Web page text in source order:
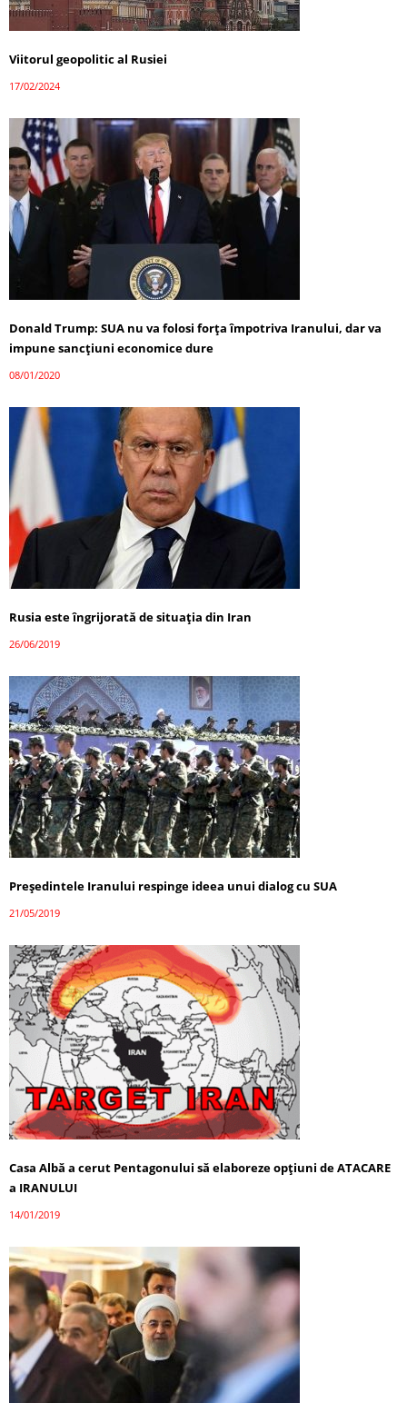
Viitorul geopolitic al Rusiei
17/02/2024
Donald Trump: SUA nu va folosi forța împotriva Iranului, dar va
impune sancțiuni economice dure
08/01/2020
Rusia este îngrijorată de situaţia din Iran
26/06/2019
Preşedintele Iranului respinge ideea unui dialog cu SUA
21/05/2019
Casa Albă a cerut Pentagonului să elaboreze opţiuni de ATACARE
a IRANULUI
14/01/2019